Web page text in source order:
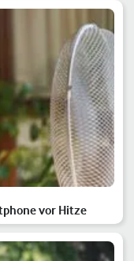
vor Hitze